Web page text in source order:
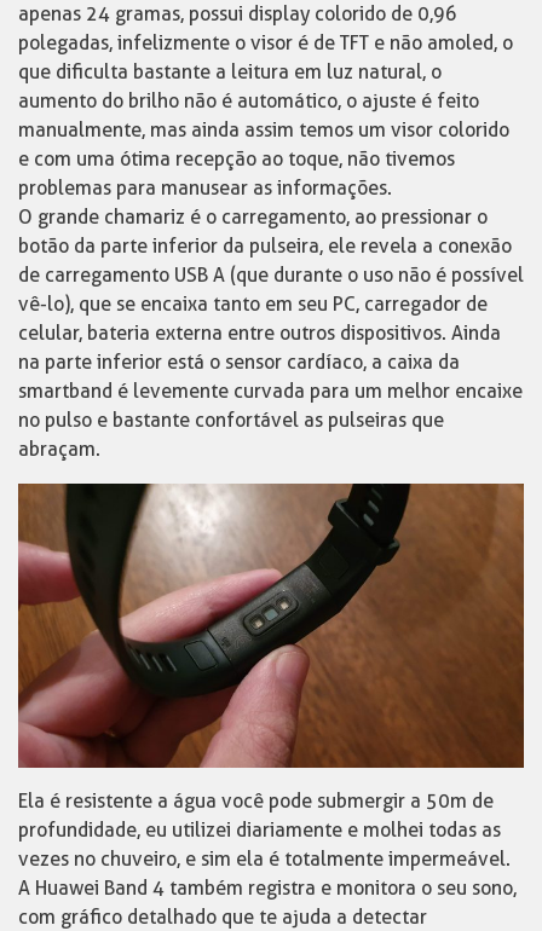
apenas 24 gramas, possui display colorido de 0,96
polegadas, infelizmente o visor é de TFT e não amoled, o
que dificulta bastante a leitura em luz natural, o
aumento do brilho não é automático, o ajuste é feito
manualmente, mas ainda assim temos um visor colorido
e com uma ótima recepção ao toque, não tivemos
problemas para manusear as informações.
O grande chamariz é o carregamento, ao pressionar o
botão da parte inferior da pulseira, ele revela a conexão
de carregamento USB A (que durante o uso não é possível
vê-lo), que se encaixa tanto em seu PC, carregador de
celular, bateria externa entre outros dispositivos. Ainda
na parte inferior está o sensor cardíaco, a caixa da
smartband é levemente curvada para um melhor encaixe
no pulso e bastante confortável as pulseiras que
abraçam.
Ela é resistente a água você pode submergir a 50m de
profundidade, eu utilizei diariamente e molhei todas as
vezes no chuveiro, e sim ela é totalmente impermeável.
A Huawei Band 4 também registra e monitora o seu sono,
com gráfico detalhado que te ajuda a detectar